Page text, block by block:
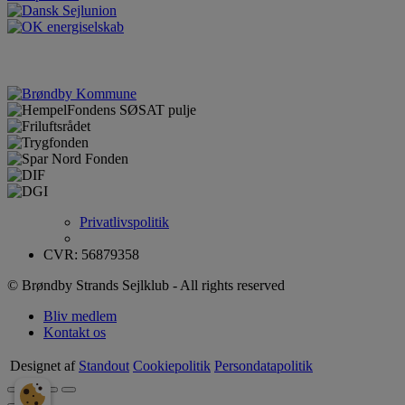
Privatlivspolitik
CVR: 56879358
© Brøndby Strands Sejlklub - All rights reserved
Bliv medlem
Kontakt os
Designet af Standout Cookiepolitik Persondatapolitik